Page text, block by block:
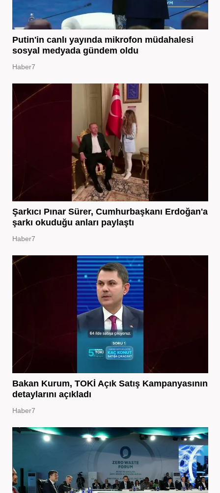
Putin'in canlı yayında mikrofon müdahalesi
sosyal medyada gündem oldu
Haber7
Şarkıcı Pınar Sürer, Cumhurbaşkanı Erdoğan'a
şarkı okuduğu anları paylaştı
Haber7
Bakan Kurum, TOKİ Açık Satış Kampanyasının
detaylarını açıkladı
Haber7